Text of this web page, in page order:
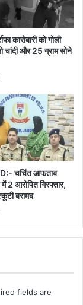
कारोबारी को गोली
चांदी और 25 ग्राम सोने
चर्चित आफताब
2 आरोपित गिरफ्तार,
बरामद
fields are